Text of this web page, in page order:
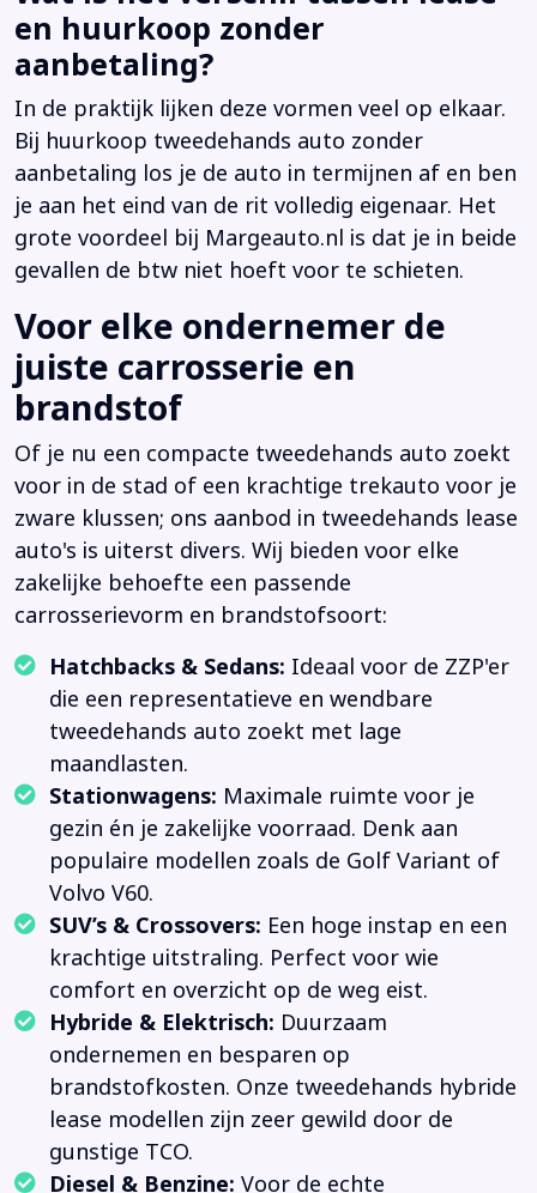
en huurkoop zonder
aanbetaling?
In de praktijk lijken deze vormen veel op elkaar.
Bij huurkoop tweedehands auto zonder
aanbetaling los je de auto in termijnen af en ben
je aan het eind van de rit volledig eigenaar. Het
grote voordeel bij Margeauto.nl is dat je in beide
gevallen de btw niet hoeft voor te schieten.
Voor elke ondernemer de
juiste carrosserie en
brandstof
Of je nu een compacte tweedehands auto zoekt
voor in de stad of een krachtige trekauto voor je
zware klussen; ons aanbod in tweedehands lease
auto's is uiterst divers. Wij bieden voor elke
zakelijke behoefte een passende
carrosserievorm en brandstofsoort:
Hatchbacks & Sedans: Ideaal voor de ZZP'er
die een representatieve en wendbare
tweedehands auto zoekt met lage
maandlasten.
Stationwagens: Maximale ruimte voor je
gezin én je zakelijke voorraad. Denk aan
populaire modellen zoals de Golf Variant of
Volvo V60.
SUV’s & Crossovers: Een hoge instap en een
krachtige uitstraling. Perfect voor wie
comfort en overzicht op de weg eist.
Hybride & Elektrisch: Duurzaam
ondernemen en besparen op
brandstofkosten. Onze tweedehands hybride
lease modellen zijn zeer gewild door de
gunstige TCO.
Diesel & Benzine: Voor de echte